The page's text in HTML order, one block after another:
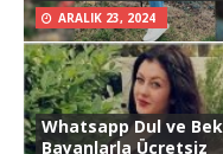
ARALIK 23, 2024
Whatsapp Dul ve
Bayanlarla Ücretsiz